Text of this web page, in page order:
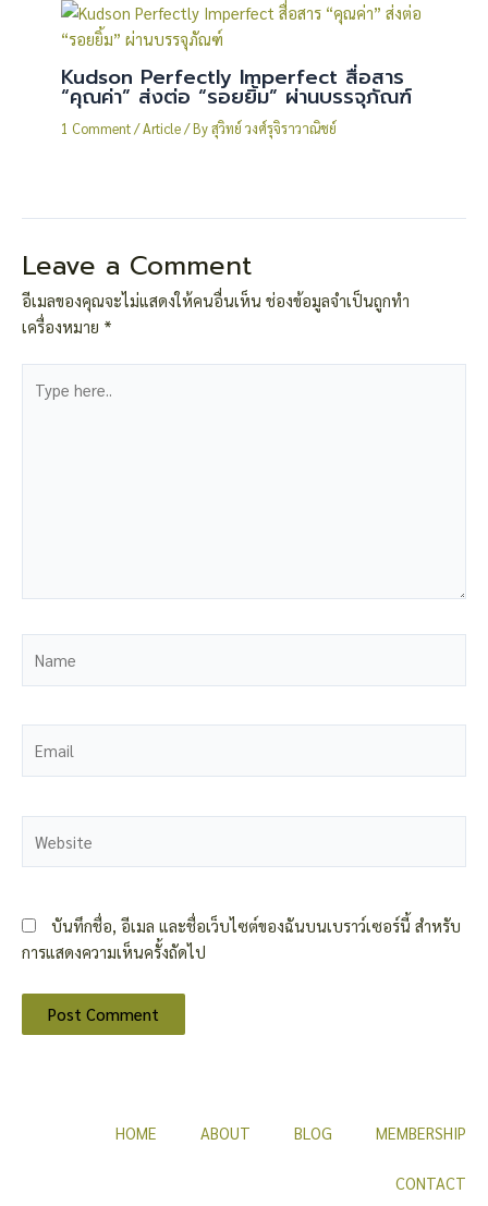
Kudson Perfectly Imperfect สื่อสาร
“คุณค่า” ส่งต่อ “รอยยิ้ม” ผ่านบรรจุภัณฑ์
1 Comment /Article/ Byสุวิทย์ วงศ์รุจิราวาณิชย์
Leave a Comment
อีเมลของคุณจะไม่แสดงให้คนอื่นเห็น ช่องข้อมูลจำเป็นถูกทำ
เครื่องหมาย *
here..
บันทึกชื่อ, อีเมล และชื่อเว็บไซต์ของฉันบนเบราว์เซอร์นี้ สำหรับ
การแสดงความเห็นครั้งถัดไป
HOME ABOUT BLOG MEMBERSHIP
CONTACT